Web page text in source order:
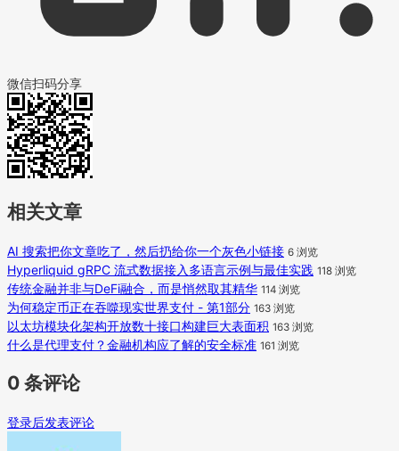
微信扫码分享
相关文章
AI 搜索把你文章吃了，然后扔给你一个灰色小链接 6 浏览
Hyperliquid gRPC 流式数据接入多语言示例与最佳实践 118 浏览
传统金融并非与DeFi融合，而是悄然取其精华 114 浏览
为何稳定币正在吞噬现实世界支付 - 第1部分 163 浏览
以太坊模块化架构开放数十接口构建巨大表面积 163 浏览
什么是代理支付？金融机构应了解的安全标准 161 浏览
0 条评论
登录后发表评论